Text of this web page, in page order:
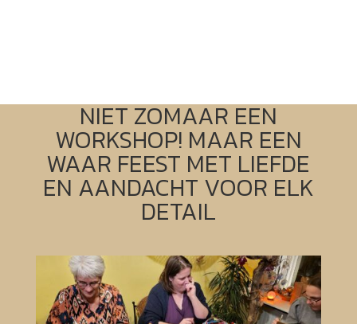
NIET ZOMAAR EEN
WORKSHOP! MAAR EEN
WAAR FEEST MET LIEFDE
EN AANDACHT VOOR ELK
DETAIL